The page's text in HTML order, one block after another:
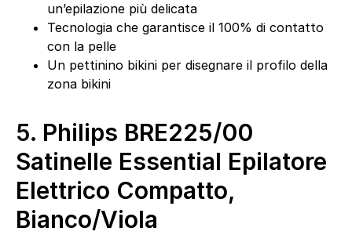
un’epilazione più delicata
Tecnologia che garantisce il 100% di contatto
con la pelle
Un pettinino bikini per disegnare il profilo della
zona bikini
5. Philips BRE225/00
Satinelle Essential Epilatore
Elettrico Compatto,
Bianco/Viola